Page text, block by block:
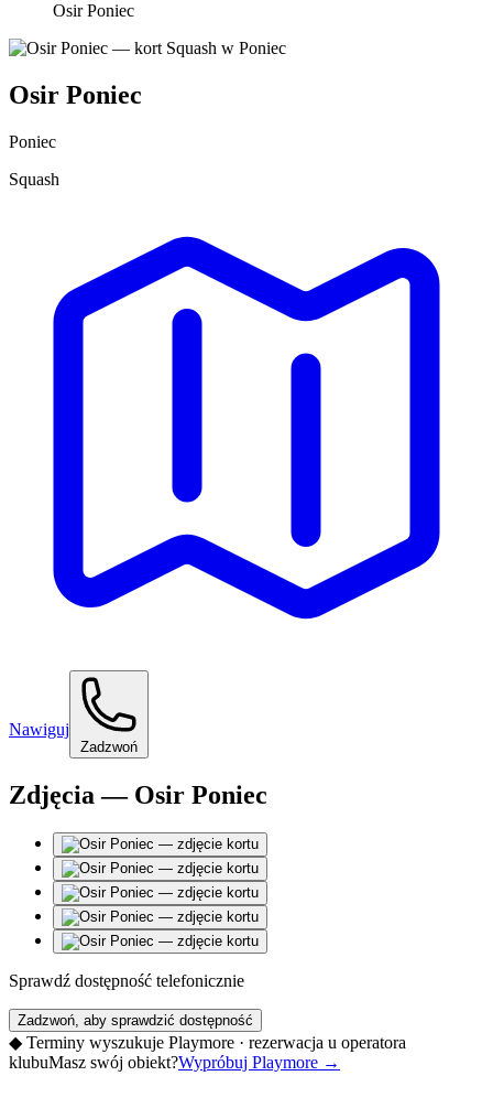
Osir Poniec
Osir Poniec
Poniec
Squash
Nawiguj
Zadzwoń
Zdjęcia — Osir Poniec
Sprawdź dostępność telefonicznie
Zadzwoń, aby sprawdzić dostępność
◆ Terminy wyszukuje Playmore · rezerwacja u operatora
klubuMasz swój obiekt?Wypróbuj Playmore →